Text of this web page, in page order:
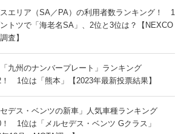
エリア（SA／PA）の利用者数ランキング！ 1
トツで「海老名SA」、2位と3位は？【NEXCO
査】
九州のナンバープレート」ランキング
1位は「熊本」【2023年最新投票結果】
セデス・ベンツの新車」人気車種ランキング
1位は「メルセデス・ベンツ Gクラス」